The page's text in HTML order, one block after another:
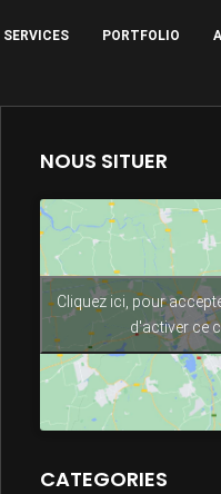
SERVICES PORTFOLIO
NOUS SITUER
Cliquez ici, pour
d'activer ce
CATEGORIES